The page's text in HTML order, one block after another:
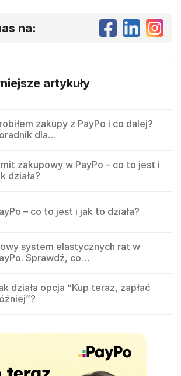
na:
artykuły
zakupy z PayPo i co dalej?
dla…
zakupowy w PayPo – co to jest i
działa?
– co to jest i jak to działa?
system elastycznych rat w
Sprawdź, co…
działa opcja “Kup teraz, zapłać